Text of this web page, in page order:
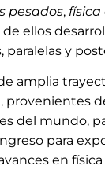
pesados, física
ellos
paralelas y
amplia
provenientes
del mundo,
para
en